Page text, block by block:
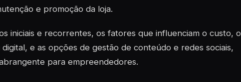
e promoção da loja.
iniciais e recorrentes, os fatores que influenciam o custo, o
e as opções de gestão de conteúdo e redes sociais,
para empreendedores.